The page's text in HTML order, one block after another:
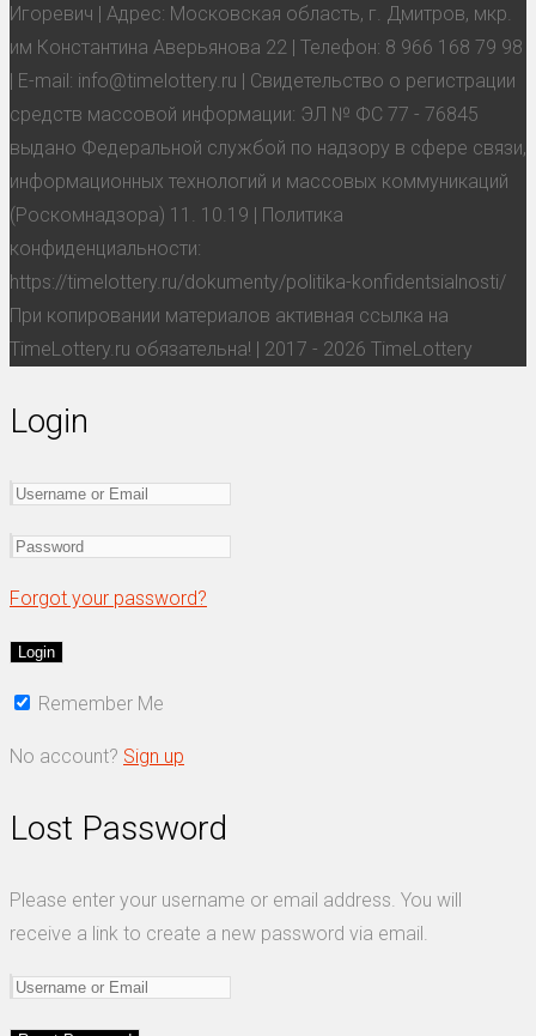
Игоревич | Адрес: Московская область, г. Дмитров, мкр.
им Константина Аверьянова 22 | Телефон: 8 966 168 79 98
| E-mail: info@timelottery.ru | Свидетельство о регистрации
средств массовой информации: ЭЛ № ФС 77 - 76845
выдано Федеральной службой по надзору в сфере связи,
информационных технологий и массовых коммуникаций
(Роскомнадзора) 11. 10.19 | Политика
конфиденциальности:
https://timelottery.ru/dokumenty/politika-konfidentsialnosti/
При копировании материалов активная ссылка на
TimeLottery.ru обязательна! | 2017 - 2026 TimeLottery
Login
Forgot your password?
Remember Me
No account? Sign up
Lost Password
Please enter your username or email address. You will
receive a link to create a new password via email.